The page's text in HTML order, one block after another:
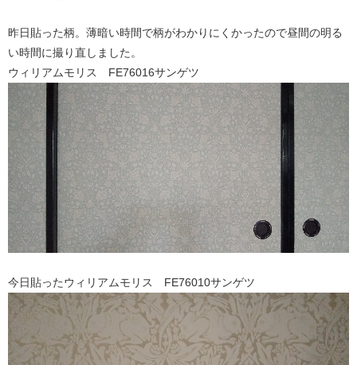
昨日貼った柄。薄暗い時間で柄がわかりにくかったので昼間の明る
い時間に撮り直しました。
ウィリアムモリス FE76016サンゲツ
今日貼ったウィリアムモリス FE76010サンゲツ